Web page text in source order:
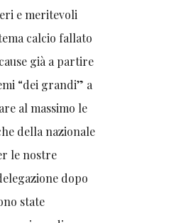
e meritevoli
calcio fallato
già a partire
“dei grandi” a
al massimo le
della nazionale
le nostre
dopo
state